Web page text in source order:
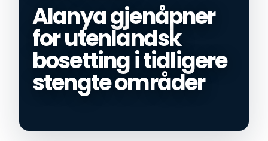
Alanya gjenåpner
for utenlandsk
bosetting i tidligere
stengte områder